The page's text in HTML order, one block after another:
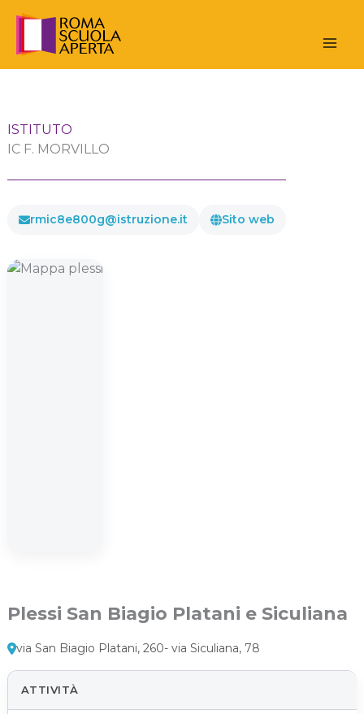
contenuto
ISTITUTO
IC F. MORVILLO
rmic8e800g@istruzione.it Sito web
Plessi San Biagio Platani e Siculiana
via San Biagio Platani, 260- via Siculiana, 78
ATTIVITÀ